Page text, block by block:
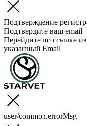
Подтверждение
Подтвердите ваш email
Перейдите по ссылке
указанный Email
user/common.errorMsg